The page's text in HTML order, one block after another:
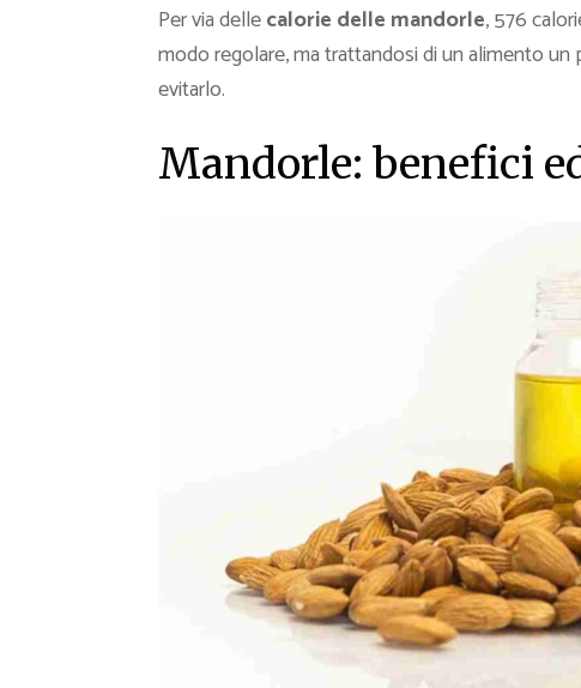
Per via dellecalorie delle mandorle, 576
modo regolare, ma trattandosi di un alimento
evitarlo.
Mandorle: benefici